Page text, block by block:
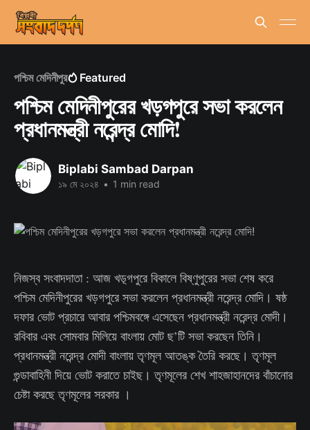
পশ্চিম মেদিনীপুর Featured
পশ্চিম মেদিনীপুরের খড়গপুরে সভা করলেন
প্রধানমন্ত্রী নরেন্দ্র মোদি!
Biplabi Sambad Darpan
১৯ মে ২০২৪ • 1 min read
নিজস্ব সংবাদদাতা : আজ খড়্গপুরে বিকালে বিষ্ণুপুরের সভা শেষ করে
পশ্চিম মেদিনীপুরের খড়গপুরে সভা করলেন প্রধানমন্ত্রী নরেন্দ্র মোদি। ষষ্ঠ
দফার ভোট প্রচারে আবার পশ্চিমবঙ্গে এসেছেন প্রধানমন্ত্রী নরেন্দ্র মোদী।
রবিবার এবং সোমবার মিলিয়ে বাংলায় মোট ছ’টি সভা করছেন তিনি।
প্রধানমন্ত্রী নরেন্দ্র মোদী বাংলায় তৃণমূল আতঙ্ক তৈরি করছে। তৃণমূল
গুন্ডাবাহিনী দিয়ে ভোট করাতে চাইছ। তৃণমূলের শেখ শাহজাহানদের বাঁচানোর
চেষ্টা করছে তৃণমূলের সরকার ।